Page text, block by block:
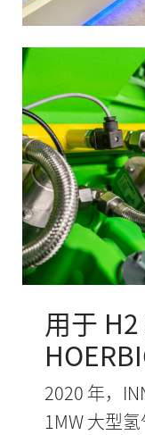
用于
2020 年，
1MW 大型